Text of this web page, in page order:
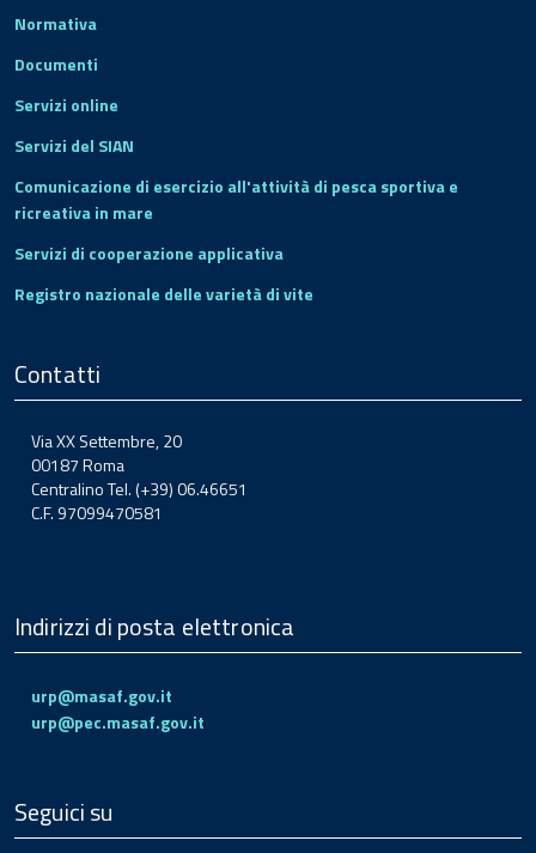
Normativa
Documenti
Servizi online
Servizi del SIAN
Comunicazione di esercizio all'attività di pesca sportiva e
ricreativa in mare
Servizi di cooperazione applicativa
Registro nazionale delle varietà di vite
Contatti
Via XX Settembre, 20
00187 Roma
Centralino Tel. (+39) 06.46651
C.F. 97099470581
Indirizzi di posta elettronica
urp@masaf.gov.it
urp@pec.masaf.gov.it
Seguici su